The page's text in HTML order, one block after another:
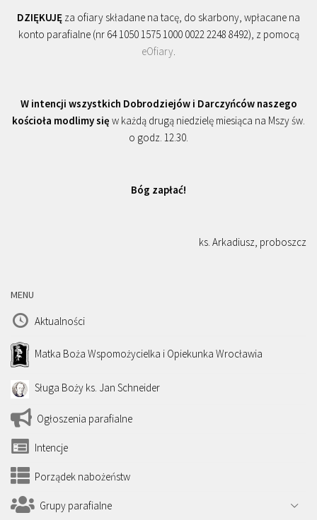
DZIĘKUJĘ za ofiary składane na tacę, do skarbony, wpłacane na
konto parafialne (nr 64 1050 1575 1000 0022 2248 8492), z pomocą
eOfiary.
W intencji wszystkich Dobrodziejów i Darczyńców naszego
kościoła modlimy się w każdą drugą niedzielę miesiąca na Mszy św.
o godz. 12.30.
Bóg zapłać!
ks. Arkadiusz, proboszcz
MENU
Aktualności
Matka Boża Wspomożycielka i Opiekunka Wrocławia
Sługa Boży ks. Jan Schneider
Ogłoszenia parafialne
Intencje
Porządek nabożeństw
Grupy parafialne